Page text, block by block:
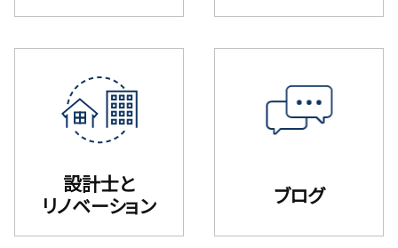
設計士と
リノベーション
ブログ